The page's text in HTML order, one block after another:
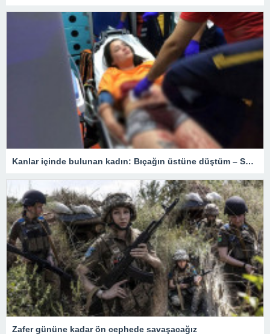
Kanlar içinde bulunan kadın: Bıçağın üstüne düştüm – Son Dakika Türkiye Haberleri
Zafer gününe kadar ön cephede savaşacağız